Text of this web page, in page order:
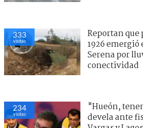
333
visitas
Reportan que
1926 emergió
Serena por
conectividad
234
visitas
"Hueón,
devela ante